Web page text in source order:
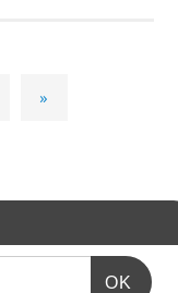
»
OK